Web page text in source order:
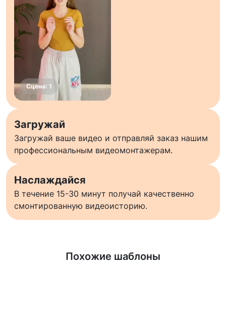
Загружай
Загружай ваше видео и отправляй заказ нашим
профессиональным видеомонтажерам.
Наслаждайся
В течение 15-30 минут получай качественно
смонтированную видеоисторию.
Похожие шаблоны
Узнать больше